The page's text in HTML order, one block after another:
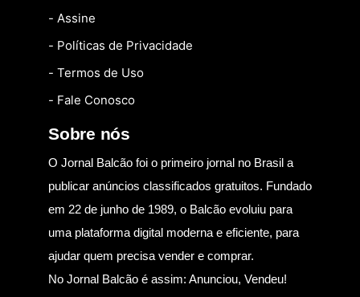
- Assine
- Políticas de Privacidade
- Termos de Uso
- Fale Conosco
Sobre nós
O Jornal Balcão foi o primeiro jornal no Brasil a
publicar anúncios classificados gratuitos. Fundado
em 22 de junho de 1989, o Balcão evoluiu para
uma plataforma digital moderna e eficiente, para
ajudar quem precisa vender e comprar.
No Jornal Balcão é assim: Anunciou, Vendeu!